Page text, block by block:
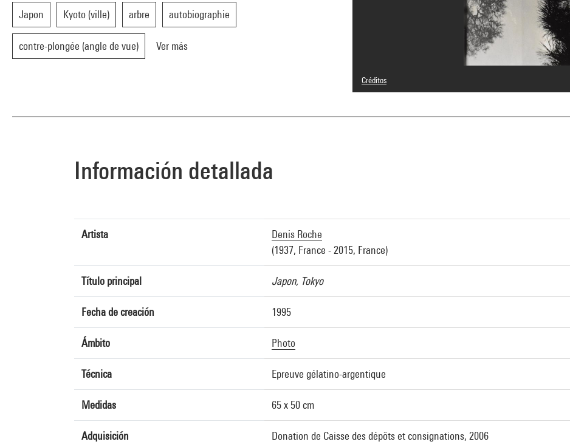
Japon Kyoto (ville) arbre autobiographie
contre-plongée (angle de vue) Ver más
Créditos
© Denis Roche
Referencia de la imagen : 4N09226
Información detallada
Artista
Denis Roche
(1937, France - 2015, France)
Título principal Japon, Tokyo
Fecha de creación 1995
Ámbito Photo
Técnica Epreuve gélatino-argentique
Medidas 65 x 50 cm
Adquisición Donation de Caisse des dépôts et consignations, 2006